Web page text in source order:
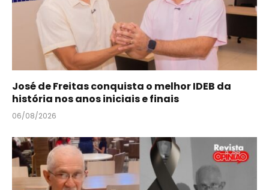
José de Freitas conquista o melhor IDEB da
história nos anos iniciais e finais
06/08/2026